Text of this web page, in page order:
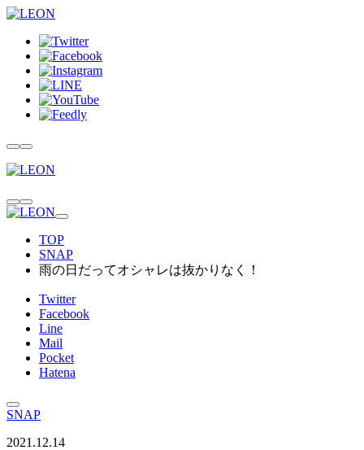
TOP
SNAP
雨の日だってオシャレは抜かりなく！
Twitter
Facebook
Line
Mail
Pocket
Hatena
SNAP
2021.12.14